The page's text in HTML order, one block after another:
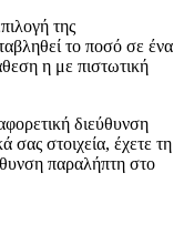
της
το ποσό σε ένα
η με πιστωτική
διεύθυνση
στοιχεία, έχετε τη
παραλήπτη στο